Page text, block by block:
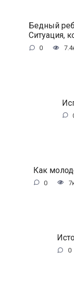
Бедный
Ситуация,
0
Как
0
0